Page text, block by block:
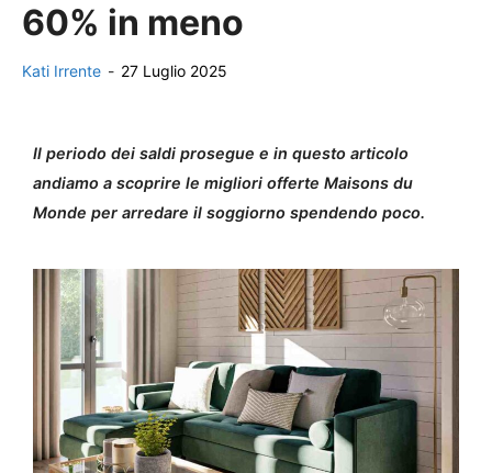
60% in meno
Kati Irrente - 27 Luglio 2025
Il periodo dei saldi prosegue e in questo articolo
andiamo a scoprire le migliori offerte Maisons du
Monde per arredare il soggiorno spendendo poco.